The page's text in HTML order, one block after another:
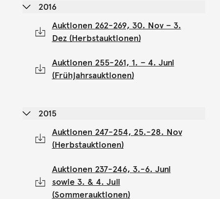
2016
Auktionen 262-269, 30. Nov – 3.
Dez (Herbstauktionen)
Auktionen 255-261, 1. – 4. Juni
(Frühjahrsauktionen)
2015
Auktionen 247-254, 25.-28. Nov
(Herbstauktionen)
Auktionen 237-246, 3.-6. Juni
sowie 3. & 4. Juli
(Sommerauktionen)